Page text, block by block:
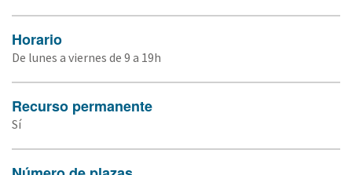
Horario
De lunes a viernes de 9 a 19h
Recurso permanente
Sí